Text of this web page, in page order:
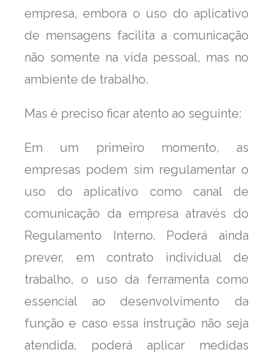
empresa, embora o uso do aplicativo
de mensagens facilita a comunicação
não somente na vida pessoal, mas no
ambiente de trabalho.
Mas é preciso ficar atento ao seguinte:
Em um primeiro momento, as
empresas podem sim regulamentar o
uso do aplicativo como canal de
comunicação da empresa através do
Regulamento Interno. Poderá ainda
prever, em contrato individual de
trabalho, o uso da ferramenta como
essencial ao desenvolvimento da
função e caso essa instrução não seja
atendida, poderá aplicar medidas